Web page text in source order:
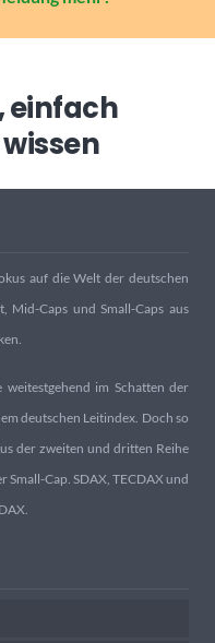
einfach
auf die Welt der deutschen
Mid-Caps und Small-Caps aus
im Schatten der
deutschen Leitindex. Doch so
der zweiten und dritten Reihe
Cap. SDAX, TECDAX und